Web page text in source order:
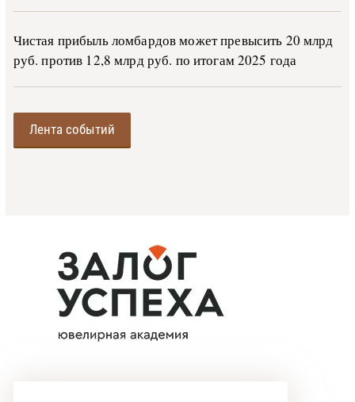
Чистая прибыль ломбардов может превысить 20 млрд
руб. против 12,8 млрд руб. по итогам 2025 года
Лента событий